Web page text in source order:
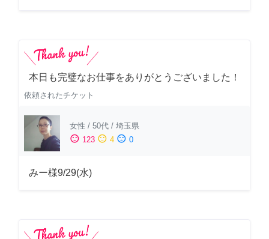
本日も完璧なお仕事をありがとうございました！
依頼されたチケット
女性 / 50代 / 埼玉県
sentiment_satisfied 123 sentiment_neutral 4 sentiment_dissatisfied 0
みー様9/29(水)